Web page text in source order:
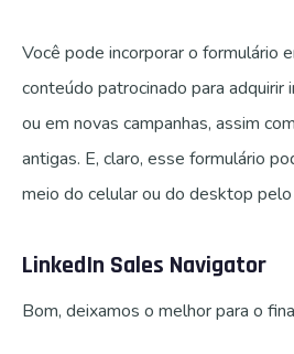
Você pode incorporar o formulário
conteúdo patrocinado para adquirir
ou em novas campanhas, assim
antigas. E, claro, esse formulário
meio do celular ou do desktop pelo
LinkedIn Sales Navigator
Bom, deixamos o melhor para o